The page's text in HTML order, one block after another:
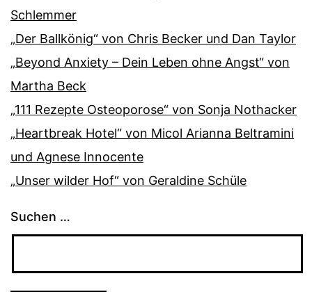
Schlemmer
„Der Ballkönig“ von Chris Becker und Dan Taylor
„Beyond Anxiety – Dein Leben ohne Angst“ von
Martha Beck
„111 Rezepte Osteoporose“ von Sonja Nothacker
„Heartbreak Hotel“ von Micol Arianna Beltramini
und Agnese Innocente
„Unser wilder Hof“ von Geraldine Schüle
Suchen …